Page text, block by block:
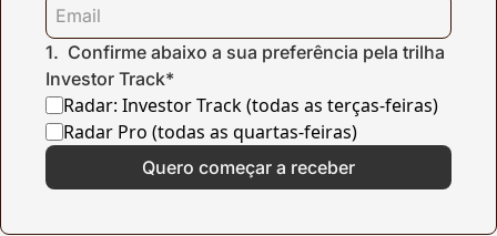
1. Confirme abaixo a sua preferência pela trilha
Investor Track*
Radar: Investor Track (todas as terças-feiras)
Radar Pro (todas as quartas-feiras)